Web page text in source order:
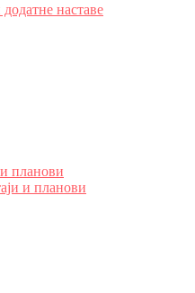
наставе
планови
и планови